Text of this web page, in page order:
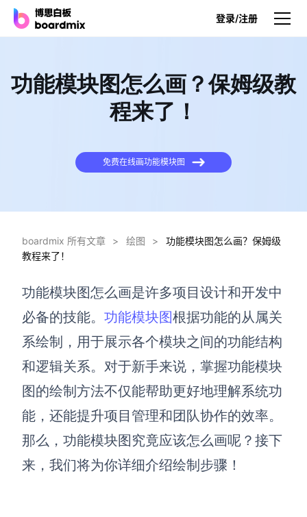
登录/注册
产品
博思白板SDK
博思设计
一体化产品设计工具
博思AIPPT
AI生成PPT，支持在线编辑
资源与下载
向团队介绍
博思白板boardmix
功能模块图怎么画？保姆级教
程来了！
免费在线画功能模块图
boardmix 所有文章 > 绘图 >
功能模块图怎么画？保姆级
教程来了！
功能模块图怎么画是许多项目设计和开发中
必备的技能。 功能模块图根据功能的从属关
系绘制，用于展示各个模块之间的功能结构
和逻辑关系。对于新手来说，掌握功能模块
图的绘制方法不仅能帮助更好地理解系统功
能，还能提升项目管理和团队协作的效率。
那么，功能模块图究竟应该怎么画呢？接下
来，我们将为你详细介绍绘制步骤！